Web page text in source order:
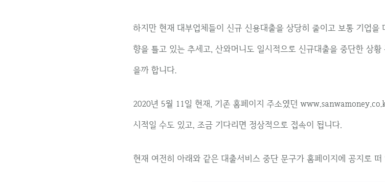
하지만 현재 대부업체들이 신규 신용대출을 상당히 줄이고 보통 기업
향을 틀고 있는 추세고, 산와머니도 일시적으로 신규대출을 중단한 상
을까 합니다.
2020년 5월 11일 현재, 기존 홈페이지 주소였던
시적일 수도 있고, 조금 기다리면 정상적으로 접속이 됩니다.
현재 여전히 아래와 같은 대출서비스 중단 문구가 홈페이지에 공지로 떠